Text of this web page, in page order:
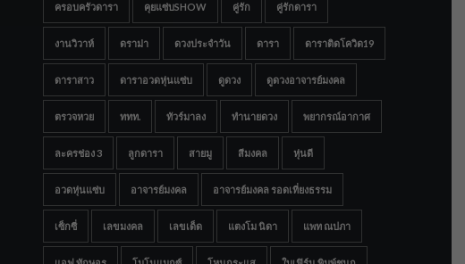
ครอบครัวดารา คุยแซ่บSHOW คู่รัก คู่รักดารา
งานวิวาห์ ดราม่า ดวงประจำวัน ดารา ดาราติดโควิด19
ดาราสาว ดาราอวดหุ่นแซ่บ ดูดวง ดูดวงอาจารย์มงคล
ตรวจหวย ททท. ทัวร์มาลง ทำนายดวง พยากรณ์อากาศ
ละครช่อง 3 ลูกดารา สายมู สีมงคล หุ่นดี
อวดหุ่นแซ่บ อาจารย์มงคล อาจารย์มงคล รอดเที่ยงธรรม
เซ็กซี่ เลขมงคล เลขเด็ด แตงโม นิดา แพท ณปภา